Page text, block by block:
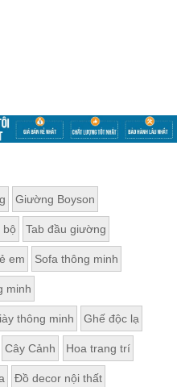
Giường Boyson
bộ Tab đầu giường
em Sofa thông minh
minh
thông minh Ghế độc lạ
Cây Cảnh Hoa trang trí
Đồ decor nội thất